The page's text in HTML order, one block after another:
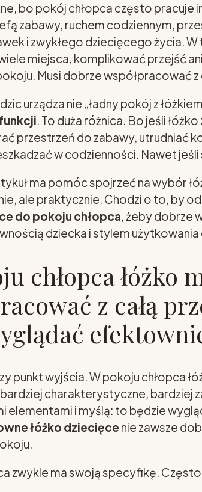
bo pokój chłopca często pracuje
zabawy, ruchem codziennym,
i zwykłego dziecięcego życia.
miejsca, komplikować przejść
Musi dobrze współpracować z
urządza nie „ładny pokój z
. To duża różnica. Bo jeśli
przestrzeń do zabawy, utrudniać
w codzienności. Nawet
ma pomóc spojrzeć na wybór
ale praktycznie. Chodzi o to, by
do pokoju chłopca, żeby dobrze
dziecka i stylem
chłopca łóżko
z całą
punkt wyjścia. W pokoju chłopca
charakterystyczne, bardziej
elementami i myślą: to będzie
łóżko dziecięce nie zawsze
zwykle ma swoją specyfikę.